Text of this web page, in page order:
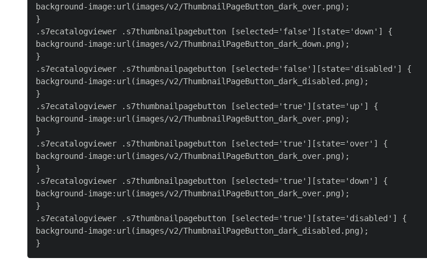
background-image:url(images/v2/ThumbnailPageButton_dark_over.png);
}
.s7ecatalogviewer .s7thumbnailpagebutton [selected='false'][state='down'] {
background-image:url(images/v2/ThumbnailPageButton_dark_down.png);
}
.s7ecatalogviewer .s7thumbnailpagebutton [selected='false'][state='disabled'] {
background-image:url(images/v2/ThumbnailPageButton_dark_disabled.png);
}
.s7ecatalogviewer .s7thumbnailpagebutton [selected='true'][state='up'] {
background-image:url(images/v2/ThumbnailPageButton_dark_over.png);
}
.s7ecatalogviewer .s7thumbnailpagebutton [selected='true'][state='over'] {
background-image:url(images/v2/ThumbnailPageButton_dark_over.png);
}
.s7ecatalogviewer .s7thumbnailpagebutton [selected='true'][state='down'] {
background-image:url(images/v2/ThumbnailPageButton_dark_over.png);
}
.s7ecatalogviewer .s7thumbnailpagebutton [selected='true'][state='disabled'] {
background-image:url(images/v2/ThumbnailPageButton_dark_disabled.png);